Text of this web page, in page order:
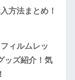
方法まとめ！
ィルムレッ
ッズ紹介！気